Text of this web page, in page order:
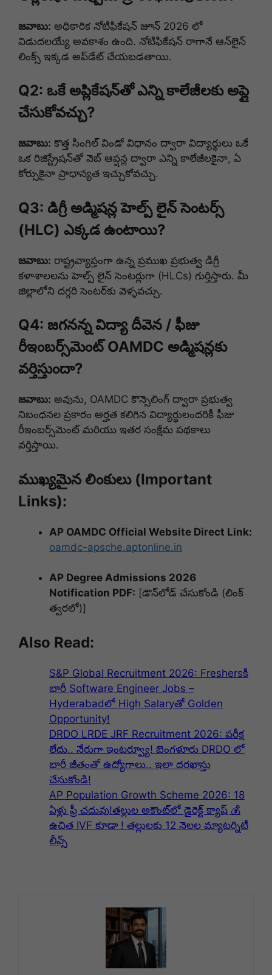
జవాబు: అధికారిక నోటిఫికేషన్ జూన్ 2026 లో
విడుదలయ్యే అవకాశం ఉంది. నోటిఫికేషన్ రాగానే ఆన్‌లైన్
లింక్స్ ఇక్కడ అప్‌డేట్ చేయబడతాయి.
Q2: ఒకే అప్లికేషన్‌తో ఎన్ని కాలేజీలకు అప్లై
చేసుకోవచ్చు?
జవాబు: కొత్త సింగిల్ విండో విధానం ద్వారా విద్యార్థులు ఒకే
ఒక రిజిస్ట్రేషన్‌తో వెబ్ ఆప్షన్ల ద్వారా ఎన్ని కాలేజీలకైనా, ఏ
కోర్సుకైనా ప్రాధాన్యత ఇచ్చుకోవచ్చు.
Q3: డిగ్రీ అడ్మిషన్ల హెల్ప్ లైన్ సెంటర్స్
(HLC) ఎక్కడ ఉంటాయి?
జవాబు: రాష్ట్రవ్యాప్తంగా ఉన్న ప్రముఖ ప్రభుత్వ డిగ్రీ
కళాశాలలను హెల్ప్ లైన్ సెంటర్లుగా (HLCs) గుర్తిస్తారు. మీ
జిల్లాలోని దగ్గరి సెంటర్‌కు వెళ్ళవచ్చు.
Q4: జగనన్న విద్యా దీవెన / ఫీజు
రీఇంబర్స్‌మెంట్ OAMDC అడ్మిషన్లకు
వర్తిస్తుందా?
జవాబు: అవును, OAMDC కౌన్సెలింగ్ ద్వారా ప్రభుత్వ
నిబంధనల ప్రకారం అర్హత కలిగిన విద్యార్థులందరికీ ఫీజు
రీఇంబర్స్‌మెంట్ మరియు ఇతర సంక్షేమ పథకాలు
వర్తిస్తాయి.
ముఖ్యమైన లింకులు (Important
Links):
AP OAMDC Official Website Direct Link:
oamdc-apsche.aptonline.in
AP Degree Admissions 2026
Notification PDF: [డౌన్‌లోడ్ చేసుకోండి (లింక్
త్వరలో)]
Also Read:
S&P Global Recruitment 2026: Freshersకి
భారీ Software Engineer Jobs –
Hyderabadలో High Salaryతో Golden
Opportunity!
DRDO LRDE JRF Recruitment 2026: పరీక్ష
లేదు.. నేరుగా ఇంటర్వ్యూ! బెంగళూరు DRDO లో
భారీ జీతంతో ఉద్యోగాలు.. ఇలా దరఖాస్తు
చేసుకోండి!
AP Population Growth Scheme 2026: 18
ఏళ్లు ఫ్రీ చదువు!తల్లుల అకౌంట్‌లో డైరెక్ట్ క్యాష్ 💰
ఉచిత IVF కూడా ! తల్లులకు 12 నెలల మ్యాటర్నిటీ
లీవ్స్